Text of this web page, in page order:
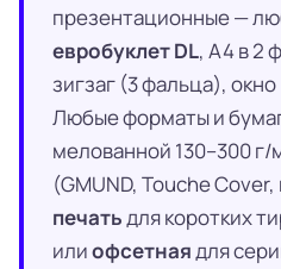
презентационные —
евробуклет DL, А4 в 2
зигзаг (3 фальца),
Любые форматы и
мелованной 130–300 г/
(GMUND, Touche
печатьдля коротких
илиофсетнаядля